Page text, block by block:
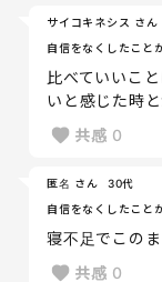
サイコキネシス さん
自信をなくしたこと
比べていいこ
いと感じた時と
共感 0
匿名 さん
30代
自信をなくしたこと
寝不足でこの
共感 0